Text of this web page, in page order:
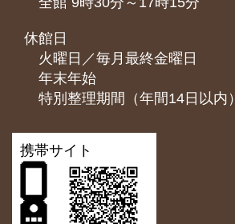
休館日
火曜日／毎月最終金曜日
年末年始
特別整理期間（年間14日以内）
携帯サイト